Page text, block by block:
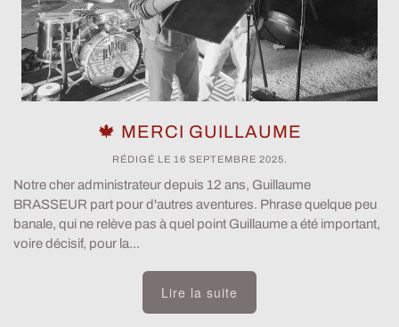
🍁 MERCI GUILLAUME
RÉDIGÉ LE 16 SEPTEMBRE 2025
Notre cher administrateur depuis 12 ans, Guillaume
BRASSEUR part pour d'autres aventures. Phrase quelque peu
banale, qui ne relève pas à quel point Guillaume a été important,
voire décisif, pour la...
Lire la suite